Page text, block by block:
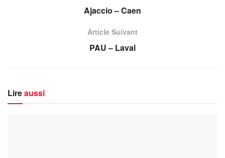
Ajaccio – Caen
Article Suivant
PAU – Laval
Lireaussi